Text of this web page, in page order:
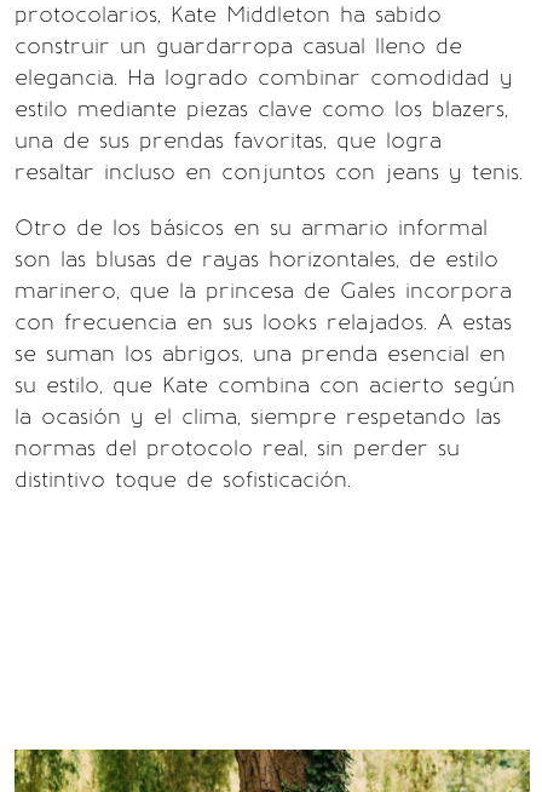
protocolarios, Kate Middleton ha sabido
construir un guardarropa casual lleno de
elegancia. Ha logrado combinar comodidad y
estilo mediante piezas clave como los blazers,
una de sus prendas favoritas, que logra
resaltar incluso en conjuntos con jeans y tenis.
Otro de los básicos en su armario informal
son las blusas de rayas horizontales, de estilo
marinero, que la princesa de Gales incorpora
con frecuencia en sus looks relajados. A estas
se suman los abrigos, una prenda esencial en
su estilo, que Kate combina con acierto según
la ocasión y el clima, siempre respetando las
normas del protocolo real, sin perder su
distintivo toque de sofisticación.